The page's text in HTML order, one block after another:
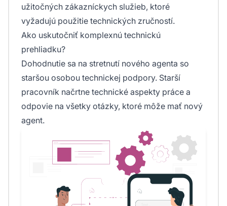
užitočných zákazníckych služieb, ktoré
vyžadujú použitie technických zručností.
Ako uskutočniť komplexnú technickú
prehliadku?
Dohodnutie sa na stretnutí nového agenta so
staršou osobou technickej podpory. Starší
pracovník načrtne technické aspekty práce a
odpovie na všetky otázky, ktoré môže mať nový
agent.